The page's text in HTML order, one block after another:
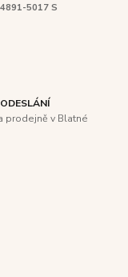
5017 S
prodejně v Blatné